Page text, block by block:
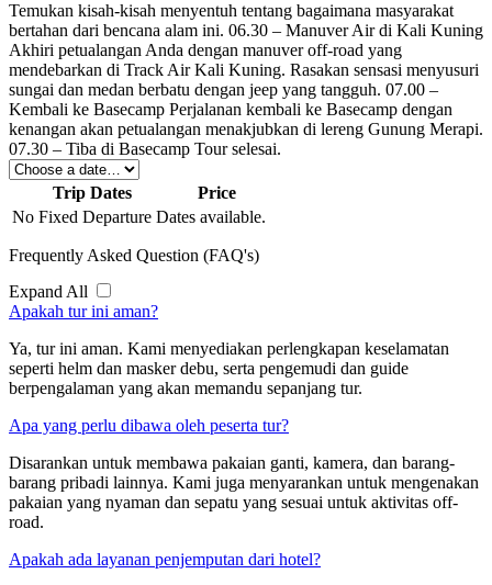
Temukan kisah-kisah menyentuh tentang bagaimana masyarakat
bertahan dari bencana alam ini. 06.30 – Manuver Air di Kali Kuning
Akhiri petualangan Anda dengan manuver off-road yang
mendebarkan di Track Air Kali Kuning. Rasakan sensasi menyusuri
sungai dan medan berbatu dengan jeep yang tangguh. 07.00 –
Kembali ke Basecamp Perjalanan kembali ke Basecamp dengan
kenangan akan petualangan menakjubkan di lereng Gunung Merapi.
07.30 – Tiba di Basecamp Tour selesai.
Trip Dates
Price
No Fixed Departure Dates available.
Frequently Asked Question (FAQ's)
Expand All
Apakah tur ini aman?
Ya, tur ini aman. Kami menyediakan perlengkapan keselamatan
seperti helm dan masker debu, serta pengemudi dan guide
berpengalaman yang akan memandu sepanjang tur.
Apa yang perlu dibawa oleh peserta tur?
Disarankan untuk membawa pakaian ganti, kamera, dan barang-
barang pribadi lainnya. Kami juga menyarankan untuk mengenakan
pakaian yang nyaman dan sepatu yang sesuai untuk aktivitas off-
road.
Apakah ada layanan penjemputan dari hotel?